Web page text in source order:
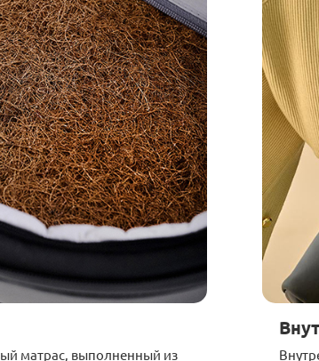
матрас, выполненный из